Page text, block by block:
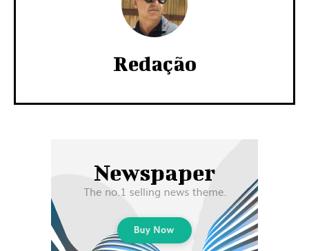
Redação